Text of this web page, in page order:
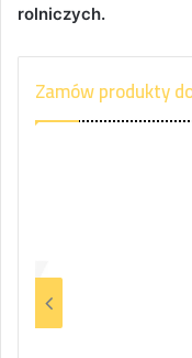
rolniczych.
Zamów produkty